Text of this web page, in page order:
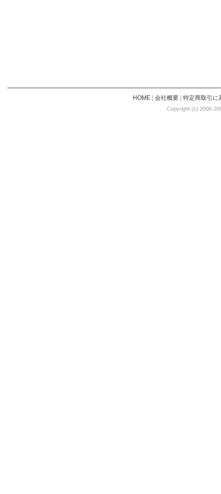
HOME| 会社概要| 特定商取引に
Copyright (c) 2006-